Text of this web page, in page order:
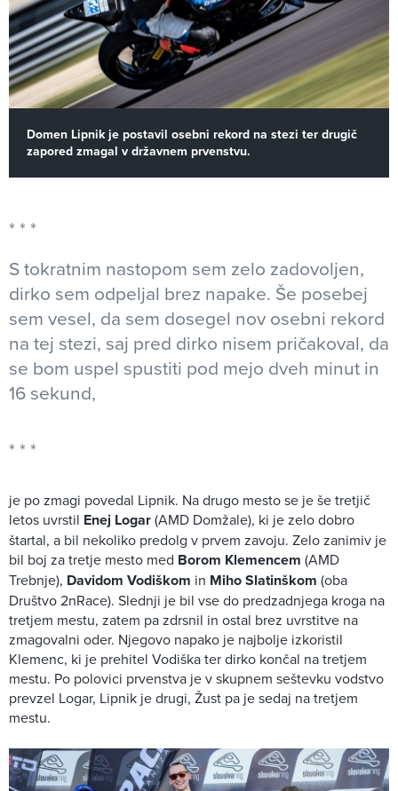
Domen Lipnik je postavil osebni rekord na stezi ter drugič
zapored zmagal v državnem prvenstvu.
S tokratnim nastopom sem zelo zadovoljen,
dirko sem odpeljal brez napake. Še posebej
sem vesel, da sem dosegel nov osebni rekord
na tej stezi, saj pred dirko nisem pričakoval, da
se bom uspel spustiti pod mejo dveh minut in
16 sekund,
je po zmagi povedal Lipnik. Na drugo mesto se je še tretjič
letos uvrstil Enej Logar(AMD Domžale), ki je zelo dobro
štartal, a bil nekoliko predolg v prvem zavoju. Zelo zanimiv je
bil boj za tretje mesto med Borom Klemencem (AMD
Trebnje), Davidom Vodiškom in Miho Slatinškom (oba
Društvo 2nRace). Slednji je bil vse do predzadnjega kroga na
tretjem mestu, zatem pa zdrsnil in ostal brez uvrstitve na
zmagovalni oder. Njegovo napako je najbolje izkoristil
Klemenc, ki je prehitel Vodiška ter dirko končal na tretjem
mestu. Po polovici prvenstva je v skupnem seštevku vodstvo
prevzel Logar, Lipnik je drugi, Žust pa je sedaj na tretjem
mestu.